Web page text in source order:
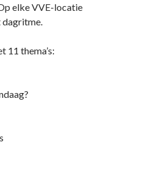
elke VVE-locatie
dagritme.
11 thema’s: